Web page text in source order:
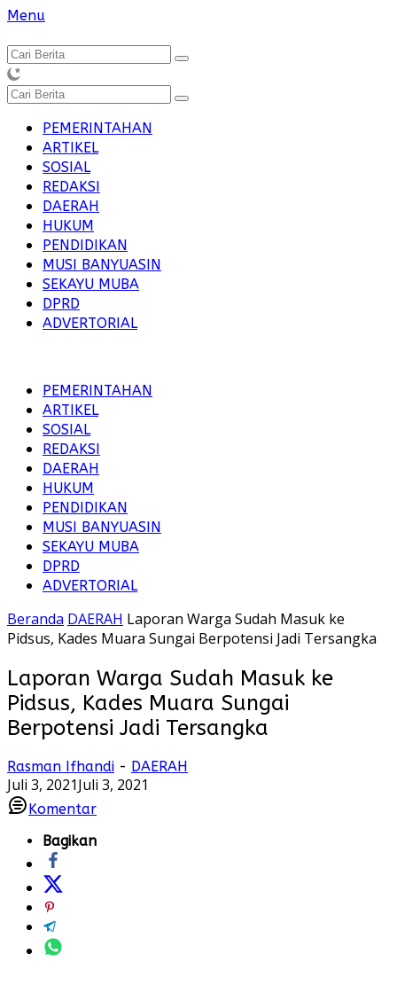
Langsung
konten
Menu
PEMERINTAHAN
ARTIKEL
SOSIAL
REDAKSI
DAERAH
HUKUM
PENDIDIKAN
MUSI BANYUASIN
SEKAYU MUBA
DPRD
ADVERTORIAL
PEMERINTAHAN
ARTIKEL
SOSIAL
REDAKSI
DAERAH
HUKUM
PENDIDIKAN
MUSI BANYUASIN
SEKAYU MUBA
DPRD
ADVERTORIAL
Beranda DAERAH Laporan Warga Sudah Masuk ke
Pidsus, Kades Muara Sungai Berpotensi Jadi Tersangka
Laporan Warga Sudah Masuk ke
Pidsus, Kades Muara Sungai
Berpotensi Jadi Tersangka
Rasman Ifhandi - DAERAH
Juli 3, 2021Juli 3, 2021
Komentar
Bagikan